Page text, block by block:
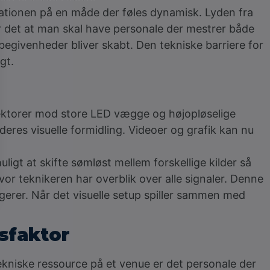
på en måde der føles dynamisk. Lyden fra
at man skal have personale der mestrer både
bliver skabt. Den tekniske barriere for
mod store LED vægge og højopløselige
visuelle formidling. Videoer og grafik kan nu
at skifte sømløst mellem forskellige kilder så
teknikeren har overblik over alle signaler. Denne
Når det visuelle setup spiller sammen med
ressource på et venue er det personale der